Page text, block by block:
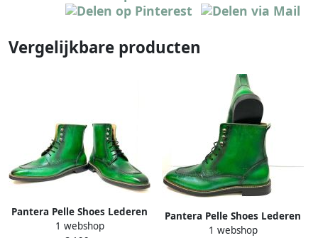
Vergelijkbare producten
Pantera Pelle Shoes Lederen
groene laars
1 webshop
Pantera Pelle Shoes Lederen
groene Laars
1 webshop